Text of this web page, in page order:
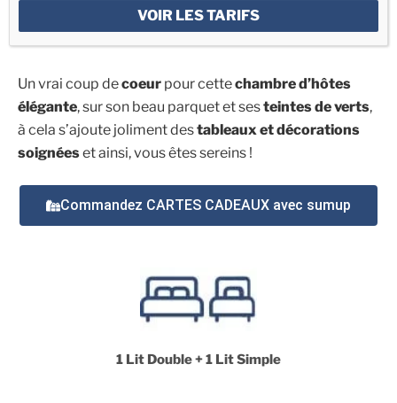
VOIR LES TARIFS
Un vrai coup decoeur pour cettechambre d’hôtes
élégante, sur son beau parquet et sesteintes de verts,
à cela s’ajoute joliment destableaux et décorations
soignéeset ainsi, vous êtes sereins !
Commandez CARTES CADEAUX avec sumup
1 Lit Double + 1 Lit Simple